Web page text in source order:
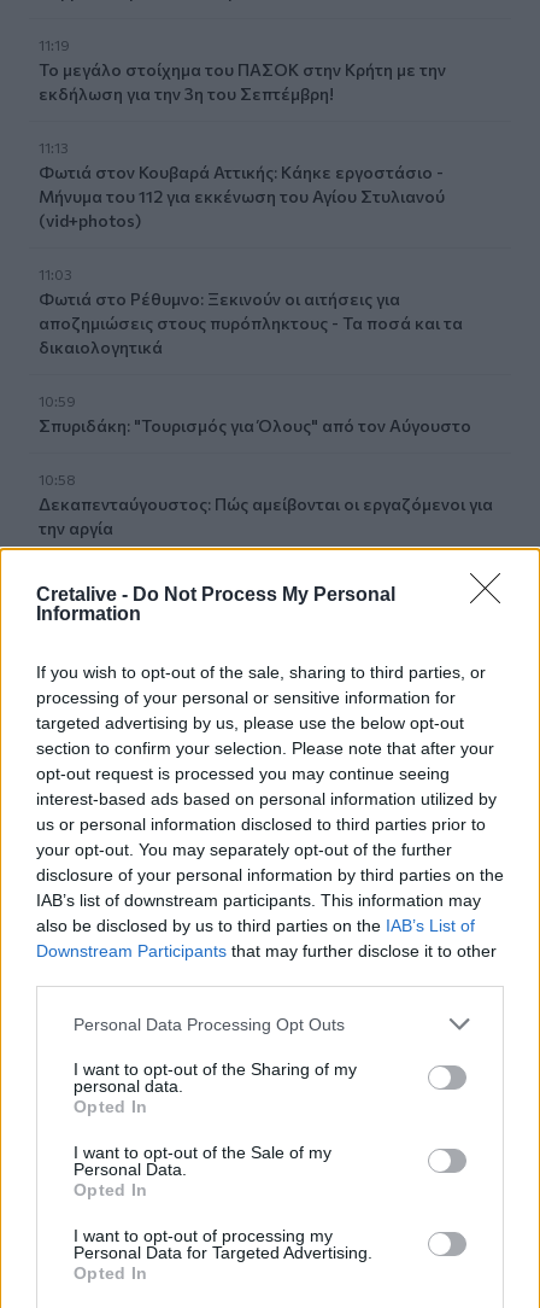
Cretalive - Do Not Process My Personal
Information
If you wish to opt-out of the sale, sharing to third parties, or
processing of your personal or sensitive information for
targeted advertising by us, please use the below opt-out
section to confirm your selection. Please note that after your
opt-out request is processed you may continue seeing
interest-based ads based on personal information utilized by
us or personal information disclosed to third parties prior to
your opt-out. You may separately opt-out of the further
disclosure of your personal information by third parties on the
IAB’s list of downstream participants. This information may
also be disclosed by us to third parties on the IAB’s List of
Downstream Participants that may further disclose it to other
Personal Data Processing Opt Outs
I want to opt-out of the Sharing of my
personal data.
Opted In
I want to opt-out of the Sale of my
Personal Data.
Opted In
I want to opt-out of processing my
Personal Data for Targeted Advertising.
Opted In
11:19
Το μεγάλο στοίχημα του ΠΑΣΟΚ στην Κρήτη με την
εκδήλωση για την 3η του Σεπτέμβρη!
11:13
Φωτιά στον Κουβαρά Αττικής: Κάηκε εργοστάσιο -
Μήνυμα του 112 για εκκένωση του Αγίου Στυλιανού
(vid+photos)
11:03
Φωτιά στο Ρέθυμνο: Ξεκινούν οι αιτήσεις για
αποζημιώσεις στους πυρόπληκτους - Τα ποσά και τα
δικαιολογητικά
10:59
Σπυριδάκη: "Τουρισμός για Όλους" από τον Αύγουστο
10:58
Δεκαπενταύγουστος: Πώς αμείβονται οι εργαζόμενοι για
την αργία
Πότε πληρώνονται οι συντάξεις Σεπτεμβρίου
Ηράκλειο: Οι παραστάσεις στα Κηποθέατρα τη Τρίτη 11/8
10:47
Συναγερμός της Τροχαίας για τους «ραλίστες» οδηγούς
των άδειων δρόμων
Ηλικιωμένη ανασύρθηκε νεκρή από τη θάλασσα στην
Κατερίνη
10:33
μαγιό και τα αποθεωτικά σχόλια
Ηράκλειο: Κατήγγειλε τον πρώην της ότι την
παρακολουθούσε με GPS
10:30
ΒΟΑΚ: Σεπτέμβριο η παράδοση των 10,2 χλμ του
τμήματος Νεάπολη - Άγιος Νικόλαος